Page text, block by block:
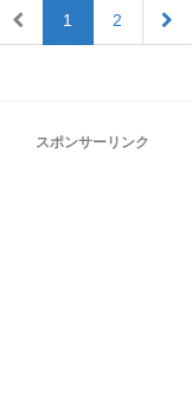
1 2
スポンサーリンク